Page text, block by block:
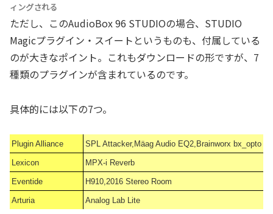
ィングされる
ただし、このAudioBox 96 STUDIOの場合、STUDIO
Magicプラグイン・スイートというものも、付属している
のが大きなポイント。これもダウンロードの形ですが、7
種類のプラグインが含まれているのです。
具体的には以下の7つ。
Plugin Alliance SPL Attacker,Mäag Audio EQ2,Brainworx bx_opto
Lexicon MPX-i Reverb
Eventide H910,2016 Stereo Room
Arturia Analog Lab Lite